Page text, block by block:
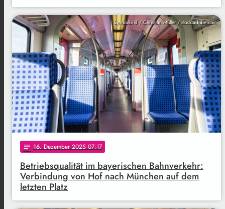
Symbolbild / Christian Müller / stock.adobe.com
notes 16. Dezember 2025 07:17
Betriebsqualität im bayerischen Bahnverkehr:
Verbindung von Hof nach München auf dem
letzten Platz